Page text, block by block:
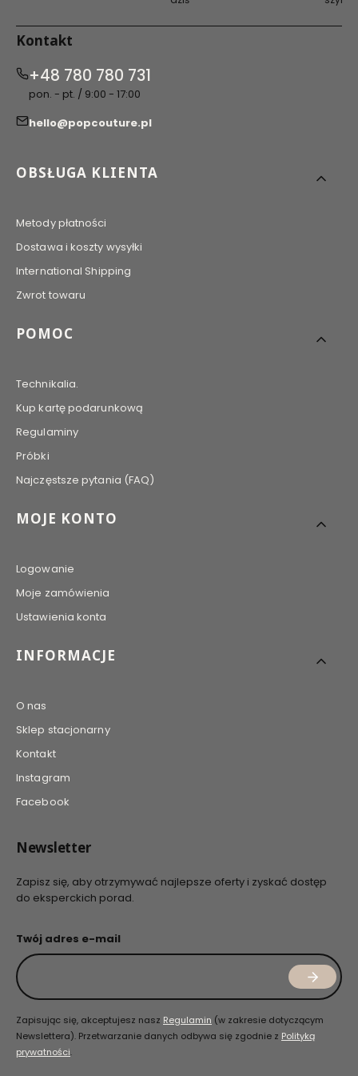
Kontakt
+48 780 780 731
pon. - pt. / 9:00 - 17:00
hello@popcouture.pl
Linki w stopce
OBSŁUGA KLIENTA
Metody płatności
Dostawa i koszty wysyłki
International Shipping
Zwrot towaru
POMOC
Technikalia.
Kup kartę podarunkową
Regulaminy
Próbki
Najczęstsze pytania (FAQ)
MOJE KONTO
Logowanie
Moje zamówienia
Ustawienia konta
INFORMACJE
O nas
Sklep stacjonarny
Kontakt
Instagram
Facebook
Newsletter
Zapisz się, aby otrzymywać najlepsze oferty i zyskać dostęp
do eksperckich porad.
Twój adres e-mail
Zapisując się, akceptujesz nasz Regulamin (w zakresie dotyczącym
Newslettera). Przetwarzanie danych odbywa się zgodnie z Polityką
prywatności.